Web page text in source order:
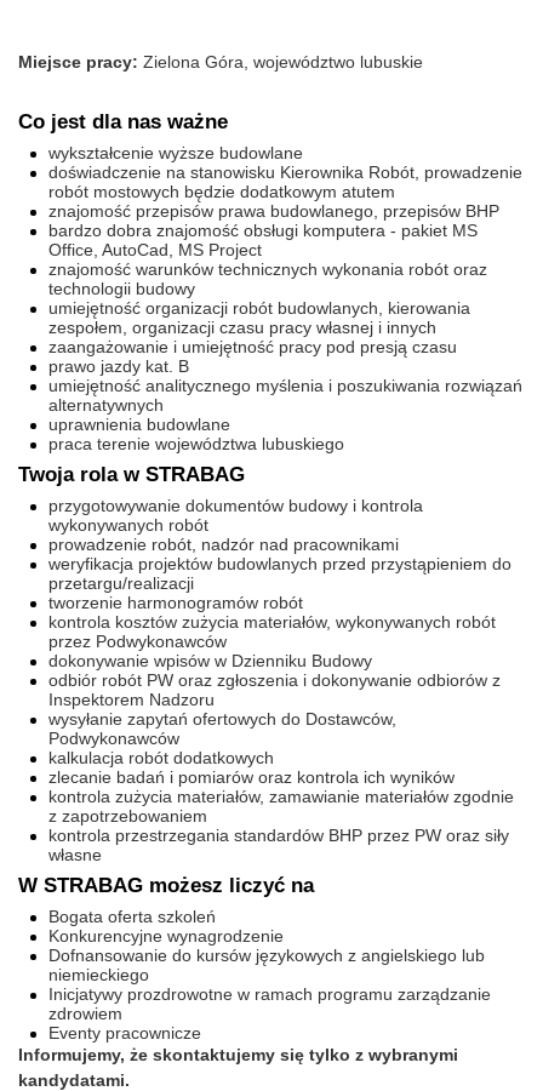
Miejsce pracy: Zielona Góra, województwo lubuskie
Co jest dla nas ważne
wykształcenie wyższe budowlane
doświadczenie na stanowisku Kierownika Robót, prowadzenie
robót mostowych będzie dodatkowym atutem
znajomość przepisów prawa budowlanego, przepisów BHP
bardzo dobra znajomość obsługi komputera - pakiet MS
Office, AutoCad, MS Project
znajomość warunków technicznych wykonania robót oraz
technologii budowy
umiejętność organizacji robót budowlanych, kierowania
zespołem, organizacji czasu pracy własnej i innych
zaangażowanie i umiejętność pracy pod presją czasu
prawo jazdy kat. B
umiejętność analitycznego myślenia i poszukiwania rozwiązań
alternatywnych
uprawnienia budowlane
praca terenie województwa lubuskiego
Twoja rola w STRABAG
przygotowywanie dokumentów budowy i kontrola
wykonywanych robót
prowadzenie robót, nadzór nad pracownikami
weryfikacja projektów budowlanych przed przystąpieniem do
przetargu/realizacji
tworzenie harmonogramów robót
kontrola kosztów zużycia materiałów, wykonywanych robót
przez Podwykonawców
dokonywanie wpisów w Dzienniku Budowy
odbiór robót PW oraz zgłoszenia i dokonywanie odbiorów z
Inspektorem Nadzoru
wysyłanie zapytań ofertowych do Dostawców,
Podwykonawców
kalkulacja robót dodatkowych
zlecanie badań i pomiarów oraz kontrola ich wyników
kontrola zużycia materiałów, zamawianie materiałów zgodnie
z zapotrzebowaniem
kontrola przestrzegania standardów BHP przez PW oraz siły
własne
W STRABAG możesz liczyć na
Bogata oferta szkoleń
Konkurencyjne wynagrodzenie
Dofnansowanie do kursów językowych z angielskiego lub
niemieckiego
Inicjatywy prozdrowotne w ramach programu zarządzanie
zdrowiem
Eventy pracownicze
Informujemy, że skontaktujemy się tylko z wybranymi
kandydatami.